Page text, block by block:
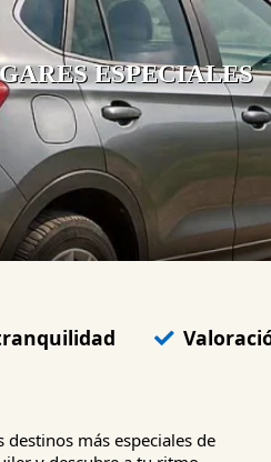
ESPECIALES
destinos más especiales de